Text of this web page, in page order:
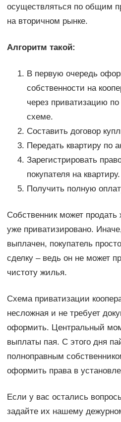
осуществляться по общим
на вторичном рынке.
Алгоритм такой:
В первую очередь
собственности на
через приватизацию
схеме.
Составить договор
Передать квартиру по
Зарегистрировать
покупателя на квартиру.
Получить полную
Собственник может
уже приватизировано.
выплачен, покупатель
сделку – ведь он не может
чистоту жилья.
Схема приватизации
несложная и не требует
оформить. Центральный
выплаты пая. С этого дня
полноправным
оформить права в
Если у вас остались
задайте их нашему